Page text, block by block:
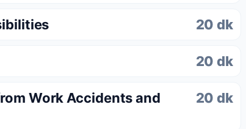
20 dk
20 dk
Work Accidents and
20 dk